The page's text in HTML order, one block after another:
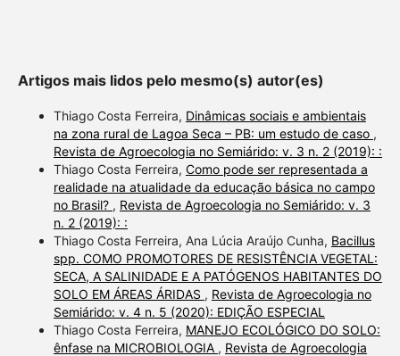
contrasts the cited claim, and
a label indicating in which
section the citation was
made.
Artigos mais lidos pelo mesmo(s) autor(es)
Thiago Costa Ferreira, Dinâmicas sociais e ambientais
na zona rural de Lagoa Seca – PB: um estudo de caso ,
Revista de Agroecologia no Semiárido: v. 3 n. 2 (2019): :
Thiago Costa Ferreira, Como pode ser representada a
realidade na atualidade da educação básica no campo
no Brasil? , Revista de Agroecologia no Semiárido: v. 3
n. 2 (2019): :
Thiago Costa Ferreira, Ana Lúcia Araújo Cunha, Bacillus
spp. COMO PROMOTORES DE RESISTÊNCIA VEGETAL:
SECA, A SALINIDADE E A PATÓGENOS HABITANTES DO
SOLO EM ÁREAS ÁRIDAS , Revista de Agroecologia no
Semiárido: v. 4 n. 5 (2020): EDIÇÃO ESPECIAL
Thiago Costa Ferreira, MANEJO ECOLÓGICO DO SOLO:
ênfase na MICROBIOLOGIA , Revista de Agroecologia